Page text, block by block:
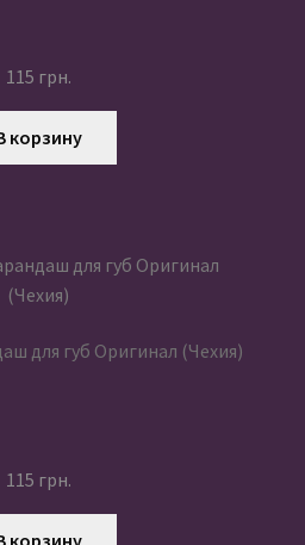
115 грн.
корзину
для губ Оригинал (Чехия)
115 грн.
корзину